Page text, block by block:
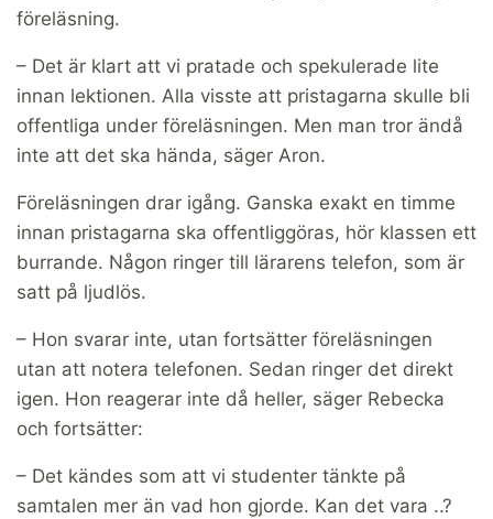
föreläsning.
– Det är klart att vi pratade och spekulerade lite
innan lektionen. Alla visste att pristagarna skulle bli
offentliga under föreläsningen. Men man tror ändå
inte att det ska hända, säger Aron.
Föreläsningen drar igång. Ganska exakt en timme
innan pristagarna ska offentliggöras, hör klassen ett
burrande. Någon ringer till lärarens telefon, som är
satt på ljudlös.
– Hon svarar inte, utan fortsätter föreläsningen
utan att notera telefonen. Sedan ringer det direkt
igen. Hon reagerar inte då heller, säger Rebecka
och fortsätter:
– Det kändes som att vi studenter tänkte på
samtalen mer än vad hon gjorde. Kan det vara ..?